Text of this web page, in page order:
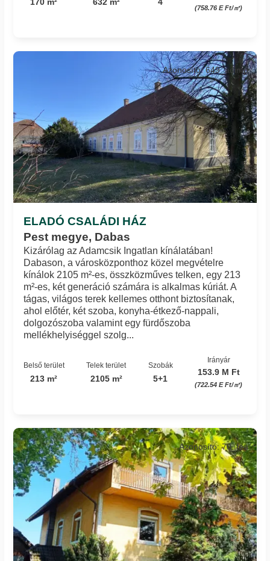
170 m² 632 m² 4
(758.76 E Ft/㎡)
ELADÓ CSALÁDI HÁZ
Pest megye, Dabas
Azonosító: 649_adimp
Kizárólag az Adamcsik Ingatlan kínálatában!
Dabason, a városközponthoz közel megvételre
kínálok 2105 m²-es, összközműves telken, egy 213
m²-es, két generáció számára is alkalmas kúriát. A
tágas, világos terek kellemes otthont biztosítanak,
ahol előtér, két szoba, konyha-étkező-nappali,
dolgozószoba valamint egy fürdőszoba
mellékhelyiséggel szolg...
Belső terület
213 m²
Telek terület
2105 m²
Szobák
5+1
Irányár
153.9 M Ft
(722.54 E Ft/㎡)
Azonosító: 70_fea